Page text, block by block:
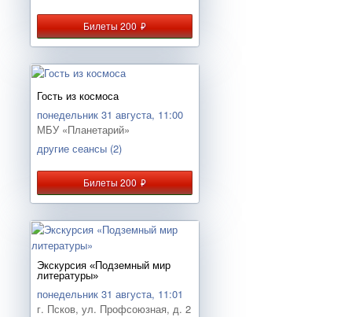
Билеты 200руб.
Гость из космоса
понедельник 31 августа, 11:00
МБУ «Планетарий»
другие сеансы (2)
Билеты 200руб.
Экскурсия «Подземный мир
литературы»
понедельник 31 августа, 11:01
г. Псков, ул. Профсоюзная, д. 2